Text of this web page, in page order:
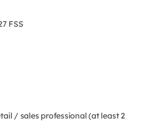
FSS
/ sales professional (at least 2